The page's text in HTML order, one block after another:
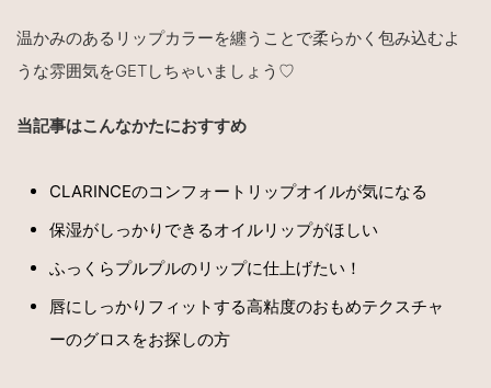
温かみのあるリップカラーを纏うことで柔らかく包み込むよ
うな雰囲気をGETしちゃいましょう♡
当記事はこんなかたにおすすめ
CLARINCEのコンフォートリップオイルが気になる
保湿がしっかりできるオイルリップがほしい
ふっくらプルプルのリップに仕上げたい！
唇にしっかりフィットする高粘度のおもめテクスチャ
ーのグロスをお探しの方